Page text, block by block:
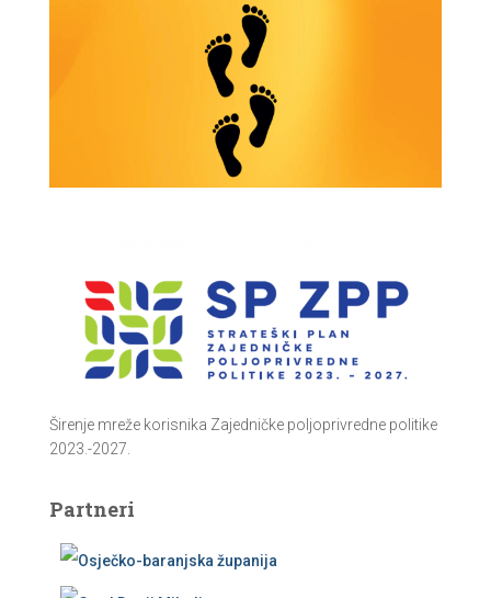
Širenje mreže korisnika Zajedničke poljoprivredne politike
2023.-2027.
Partneri